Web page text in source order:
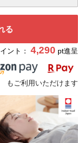
る
ント： 4,290 pt進呈
もご利用いただけます